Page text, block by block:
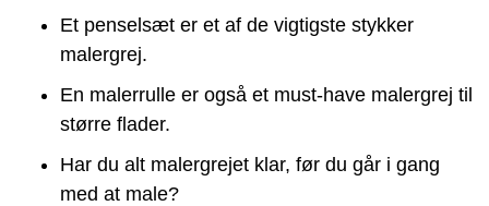
Et penselsæt er et af de vigtigste stykker
malergrej.
En malerrulle er også et must-have malergrej til
større flader.
Har du alt malergrejet klar, før du går i gang
med at male?